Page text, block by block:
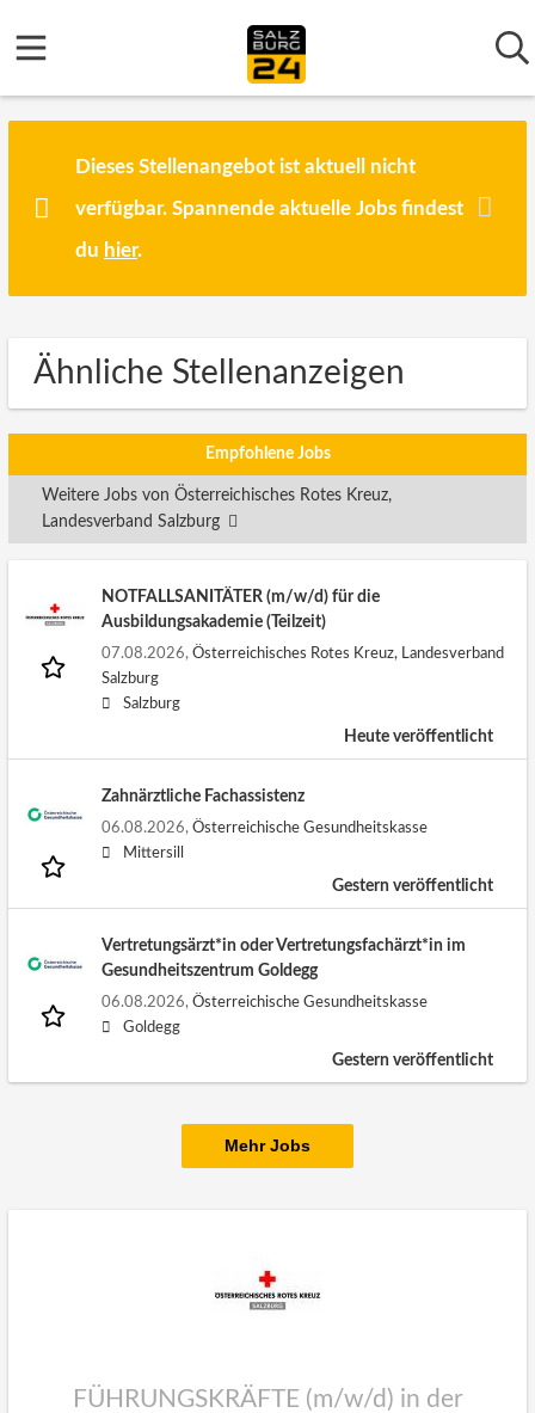
Dieses Stellenangebot ist aktuell nicht
verfügbar. Spannende aktuelle Jobs findest
du hier.
Ähnliche Stellenanzeigen
Empfohlene Jobs
Weitere Jobs von Österreichisches Rotes Kreuz,
Landesverband Salzburg
NOTFALLSANITÄTER (m/w/d) für die
Ausbildungsakademie (Teilzeit)
07.08.2026, Österreichisches Rotes Kreuz, Landesverband
Salzburg
Salzburg
Heute veröffentlicht
Zahnärztliche Fachassistenz
06.08.2026, Österreichische Gesundheitskasse
Mittersill
Gestern veröffentlicht
Vertretungsärzt*in oder Vertretungsfachärzt*in im
Gesundheitszentrum Goldegg
06.08.2026, Österreichische Gesundheitskasse
Goldegg
Gestern veröffentlicht
Mehr Jobs
FÜHRUNGSKRÄFTE (m/w/d) in der